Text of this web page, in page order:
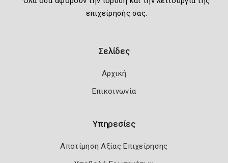
επιχείρησής σας.
Σελίδες
Αρχική
Επικοινωνία
Υπηρεσίες
Αποτίμηση Αξίας Επιχείρησης